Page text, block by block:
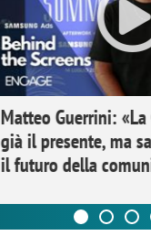
Matteo Guerrini: «La
già il presente, ma
il futuro della